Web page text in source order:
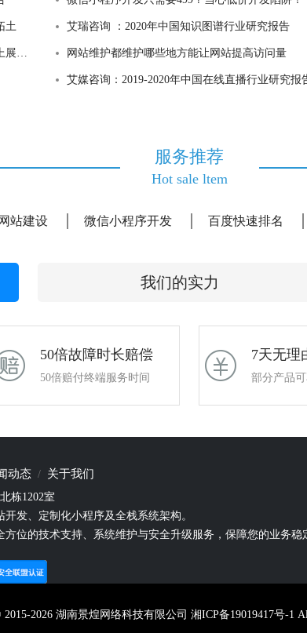
土 艾瑞咨询 ：2020年中国知识图谱行业研究报告
行 网站维护都维护哪些地方能让网站提高访问量
艾媒咨询：2019-2020年中国在线直播行业研究报
服务推荐
Hot sale ltem
网站建设 微信小程序开发 百度快速排名
我们的实力
50倍故障时长赔偿
50倍赔付终端服务时间
7天无理
部分产品
动态 关于我们
栋1202室
发、定制化小程序及全栈系统架构。
位的技术支持、系统维护与安全升级服务，保障您的业务稳
2026 湖南景煌网络科技有限公司 湘ICP备19019417号-1